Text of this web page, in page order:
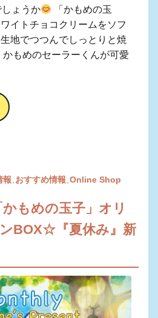
しょうか
「かもめの玉
イトチョコクリームをソフ
地でつつんでしっとりと焼
もめのセーラーくんが可愛
報 おすすめ情報 Online Shop
かもめの玉子」オリ
BOX☆『夏休み』新